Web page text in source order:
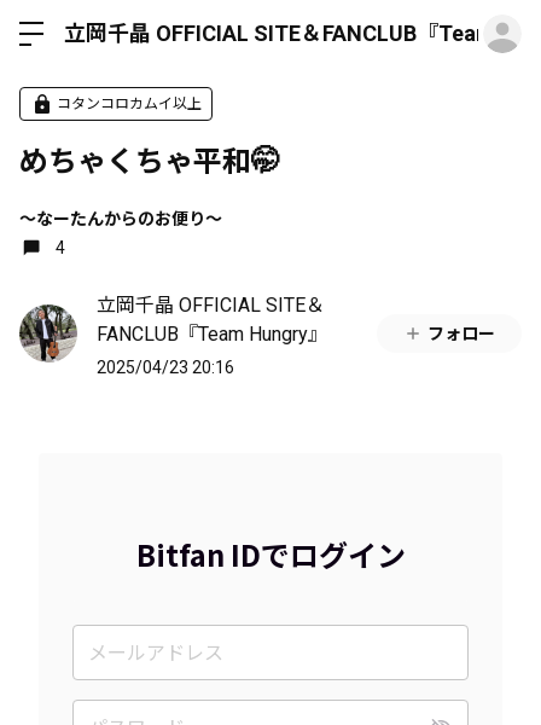
立岡千晶 OFFICIAL SITE＆FANCLUB『Team
コタンコロカムイ以上
めちゃくちゃ平和🤭
〜なーたんからのお便り〜
4
立岡千晶 OFFICIAL SITE＆
FANCLUB『Team Hungry』
2025/04/23 20:16
フォロー
Bitfan IDでログイン